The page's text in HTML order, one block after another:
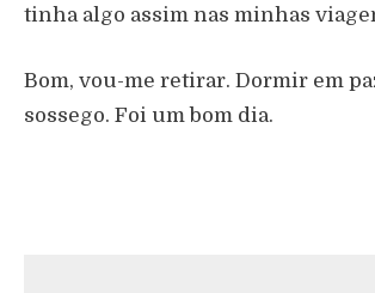
tinha algo assim nas minhas
Bom, vou-me retirar. Dormir em
sossego. Foi um bom dia.